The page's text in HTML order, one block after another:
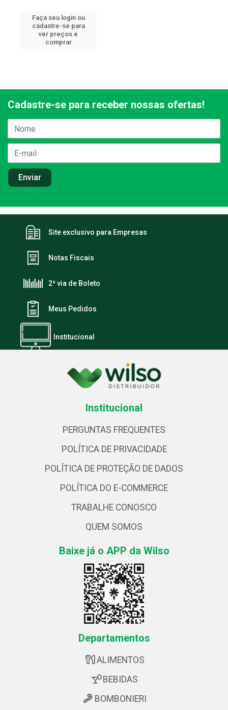
Faça seu login ou
cadastre-se para
ver preços e
comprar
Cadastre-se para receber nossas ofertas!
Site exclusivo para Empresas
Notas Fiscais
2ª via de Boleto
Meus Pedidos
Institucional
Institucional
PERGUNTAS FREQUENTES
POLÍTICA DE PRIVACIDADE
POLÍTICA DE PROTEÇÃO DE DADOS
POLÍTICA DO E-COMMERCE
TRABALHE CONOSCO
QUEM SOMOS
Baixe já o APP da Wilso
Departamentos
ALIMENTOS
BEBIDAS
BOMBONIERI